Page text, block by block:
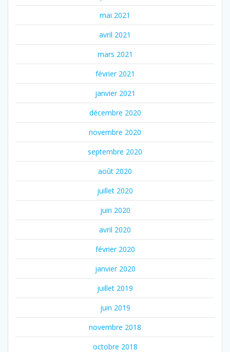
mai 2021
avril 2021
mars 2021
février 2021
janvier 2021
décembre 2020
novembre 2020
septembre 2020
août 2020
juillet 2020
juin 2020
avril 2020
février 2020
janvier 2020
juillet 2019
juin 2019
novembre 2018
octobre 2018